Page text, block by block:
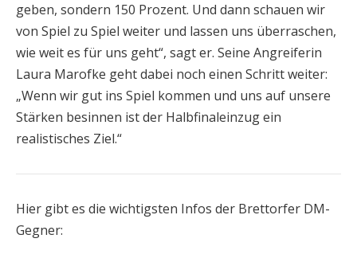
geben, sondern 150 Prozent. Und dann schauen wir
von Spiel zu Spiel weiter und lassen uns überraschen,
wie weit es für uns geht“, sagt er. Seine Angreiferin
Laura Marofke geht dabei noch einen Schritt weiter:
„Wenn wir gut ins Spiel kommen und uns auf unsere
Stärken besinnen ist der Halbfinaleinzug ein
realistisches Ziel.“
Hier gibt es die wichtigsten Infos der Brettorfer DM-
Gegner: